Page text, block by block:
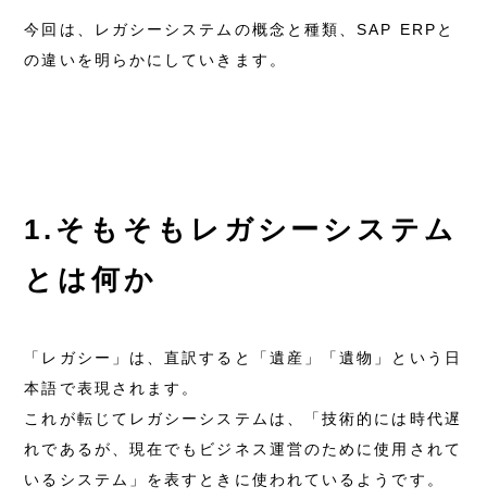
今回は、レガシーシステムの概念と種類、SAP ERPと
の違いを明らかにしていきます。
1.そもそもレガシーシステム
とは何か
「レガシー」は、直訳すると「遺産」「遺物」という日
本語で表現されます。
これが転じてレガシーシステムは、「技術的には時代遅
れであるが、現在でもビジネス運営のために使用されて
いるシステム」を表すときに使われているようです。